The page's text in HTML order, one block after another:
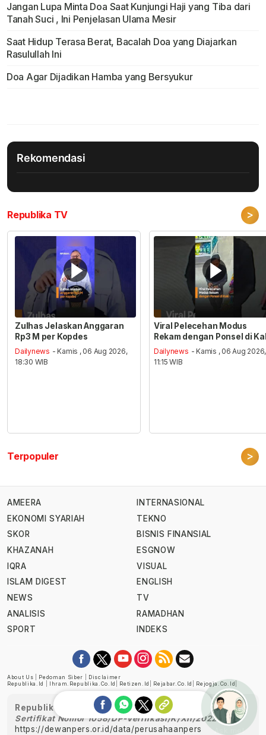
Jangan Lupa Minta Doa Saat Kunjungi Haji yang Tiba dari
Tanah Suci , Ini Penjelasan Ulama Mesir
Saat Hidup Terasa Berat, Bacalah Doa yang Diajarkan
Rasulullah Ini
Doa Agar Dijadikan Hamba yang Bersyukur
Rekomendasi
Republika TV >
Zulhas Jelaskan Anggaran
Rp3 M per Kopdes
Dailynews - Kamis , 06 Aug 2026,
18:30 WIB
Viral Pelecehan Modus
Rekam dengan Ponsel di
Dailynews - Kamis , 06 Aug 2026,
11:15 WIB
Terpopuler >
AMEERA
EKONOMI SYARIAH
SKOR
KHAZANAH
IQRA
ISLAM DIGEST
NEWS
ANALISIS
SPORT
INTERNASIONAL
TEKNO
BISNIS FINANSIAL
ESGNOW
VISUAL
ENGLISH
TV
RAMADHAN
INDEKS
About Us Pedoman Siber
Disclaimer
Republika.id
Ihram.republika.co.id Retizen.id Rejabar.co.id Rejogja.co.id
Republika telah diverifikasi oleh Dewan Pers
Sertifikat Nomor 1058/DP-Verifikasi/K/XII/2022
https://dewanpers.or.id/data/perusahaanpers
Ask me!